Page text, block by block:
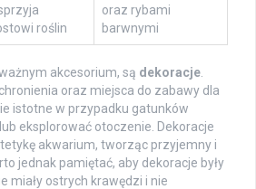
roślin
oraz rybami
barwnymi
akcesorium, są dekoracje
oraz miejsca do zabawy dla
istotne w przypadku gatunków
eksplorować otoczenie. Dekoracje
akwarium, tworząc przyjemny i
jednak pamiętać, aby dekoracje były
miały ostrych krawędzi i nie